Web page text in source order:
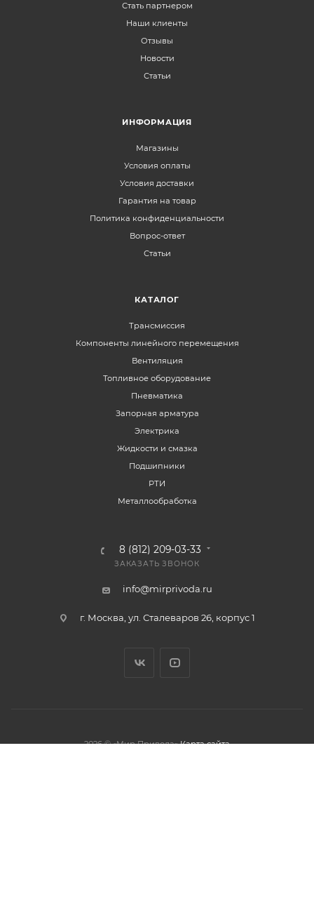
Стать партнером
Наши клиенты
Отзывы
Новости
Статьи
ИНФОРМАЦИЯ
Магазины
Условия оплаты
Условия доставки
Гарантия на товар
Политика конфиденциальности
Вопрос-ответ
Статьи
КАТАЛОГ
Трансмиссия
Компоненты линейного перемещения
Вентиляция
Топливное оборудование
Пневматика
Запорная арматура
Электрика
Жидкости и смазка
Подшипники
РТИ
Металлообработка
8 (812) 209-03-33
ЗАКАЗАТЬ ЗВОНОК
info@mirprivoda.ru
г. Москва, ул. Сталеваров 26, корпус 1
2026 © «Мир Привода» Карта сайта